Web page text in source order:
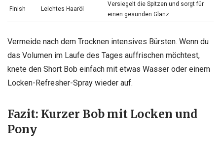
Finish Leichtes Haaröl
Versiegelt die Spitzen und sorgt für
einen gesunden Glanz.
Vermeide nach dem Trocknen intensives Bürsten. Wenn du
das Volumen im Laufe des Tages auffrischen möchtest,
knete den Short Bob einfach mit etwas Wasser oder einem
Locken-Refresher-Spray wieder auf.
Fazit: Kurzer Bob mit Locken und
Pony